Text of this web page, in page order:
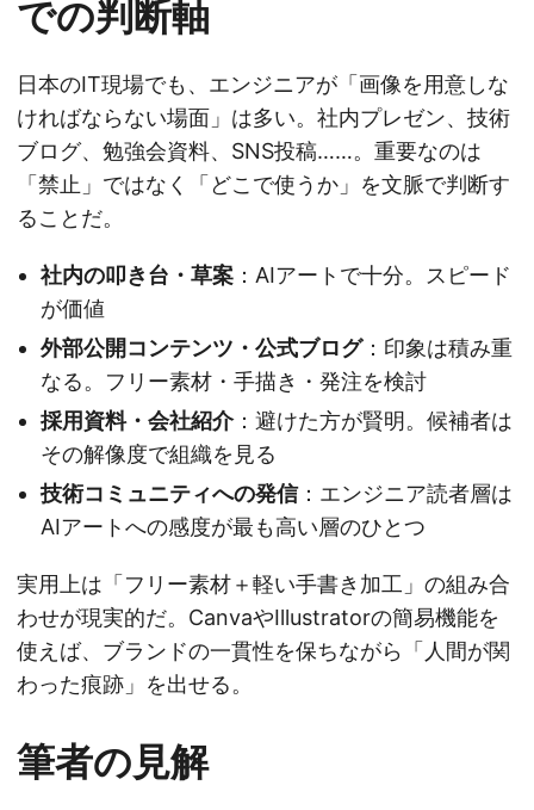
での判断軸
日本のIT現場でも、エンジニアが「画像を用意しな
ければならない場面」は多い。社内プレゼン、技術
ブログ、勉強会資料、SNS投稿……。重要なのは
「禁止」ではなく「どこで使うか」を文脈で判断す
ることだ。
社内の叩き台・草案 ：AIアートで十分。スピード
が価値
外部公開コンテンツ・公式ブログ：印象は積み重
なる。フリー素材・手描き・発注を検討
採用資料・会社紹介：避けた方が賢明。候補者は
その解像度で組織を見る
技術コミュニティへの発信：エンジニア読者層は
AIアートへの感度が最も高い層のひとつ
実用上は「フリー素材＋軽い手書き加工」の組み合
わせが現実的だ。CanvaやIllustratorの簡易機能を
使えば、ブランドの一貫性を保ちながら「人間が関
わった痕跡」を出せる。
筆者の見解